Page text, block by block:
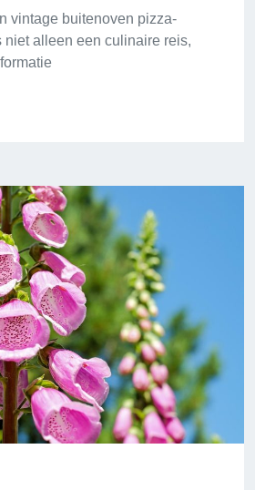
vintage buitenoven pizza-
niet alleen een culinaire reis,